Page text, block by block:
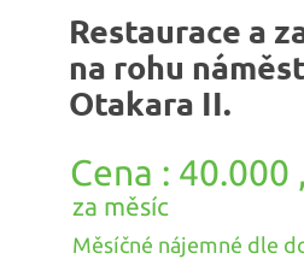
Restaurace a
na rohu
Otakara II.
40.000
za měsíc
Měsíčné nájemné dle